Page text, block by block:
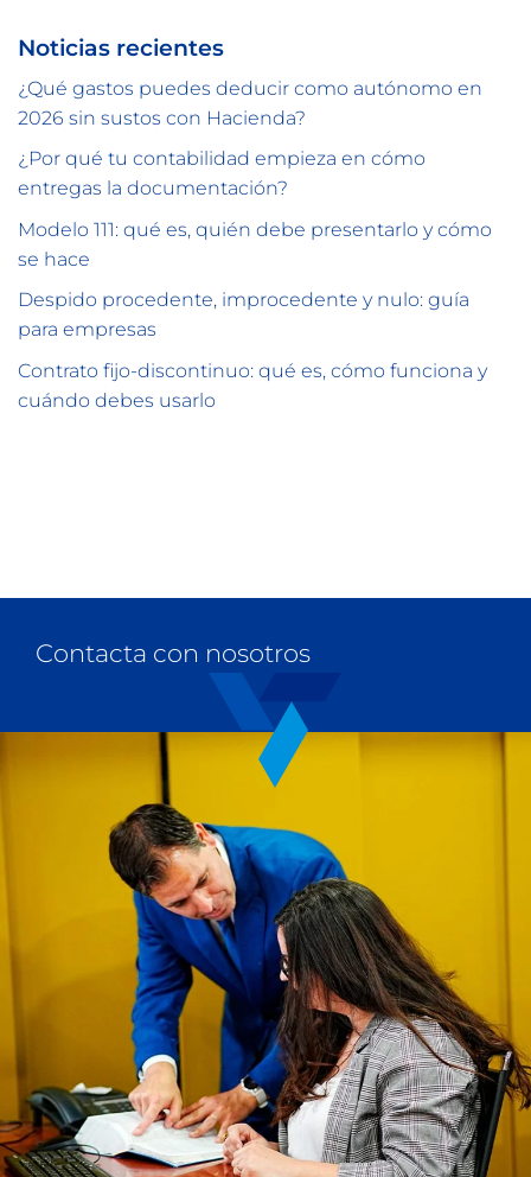
Noticias recientes
¿Qué gastos puedes deducir como autónomo en
2026 sin sustos con Hacienda?
¿Por qué tu contabilidad empieza en cómo
entregas la documentación?
Modelo 111: qué es, quién debe presentarlo y cómo
se hace
Despido procedente, improcedente y nulo: guía
para empresas
Contrato fijo-discontinuo: qué es, cómo funciona y
cuándo debes usarlo
Contacta con nosotros